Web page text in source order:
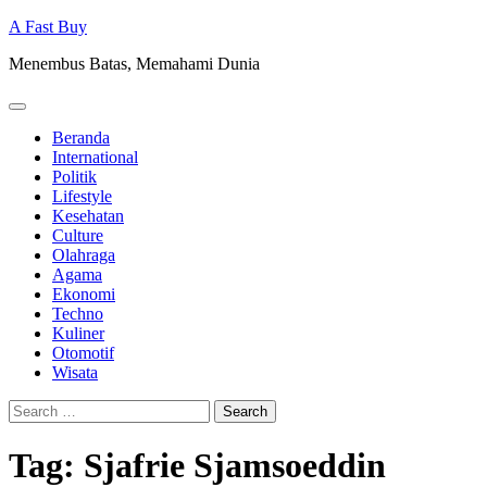
Skip
content
A Fast Buy
Menembus Batas, Memahami Dunia
Beranda
International
Politik
Lifestyle
Kesehatan
Culture
Olahraga
Agama
Ekonomi
Techno
Kuliner
Otomotif
Wisata
Search
for:
Tag: Sjafrie Sjamsoeddin